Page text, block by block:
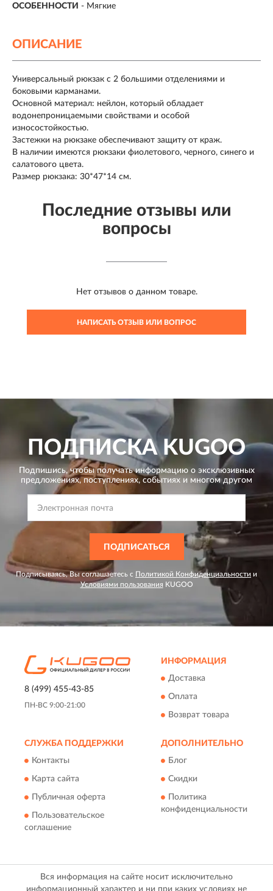
ОСОБЕННОСТИ - Мягкие
ОПИСАНИЕ
Универсальный рюкзак с 2 большими отделениями и
боковыми карманами.
Основной материал: нейлон, который обладает
водонепроницаемыми свойствами и особой
износостойкостью.
Застежки на рюкзаке обеспечивают защиту от краж.
В наличии имеются рюкзаки фиолетового, черного, синего и
салатового цвета.
Размер рюкзака: 30*47*14 см.
Последние отзывы или
вопросы
Нет отзывов о данном товаре.
НАПИСАТЬ ОТЗЫВ ИЛИ ВОПРОС
ПОДПИСКАKUGOO
Подпишись, чтобы получать информацию о эксклюзивных
предложениях, поступлениях, событиях и многом другом
ПОДПИСАТЬСЯ
Подписываясь, Вы соглашаетесь с Политикой Конфиденциальности и
Условиями пользования KUGOO
8 (499) 455-43-85
ПН-ВС 9:00-21:00
ИНФОРМАЦИЯ
Доставка
Оплата
Возврат товара
СЛУЖБА ПОДДЕРЖКИ
Контакты
Карта сайта
Публичная оферта
Пользовательское
соглашение
ДОПОЛНИТЕЛЬНО
Блог
Скидки
Политика
конфиденциальности
Вся информация на сайте носит исключительно
информационный характер и ни при каких условиях не